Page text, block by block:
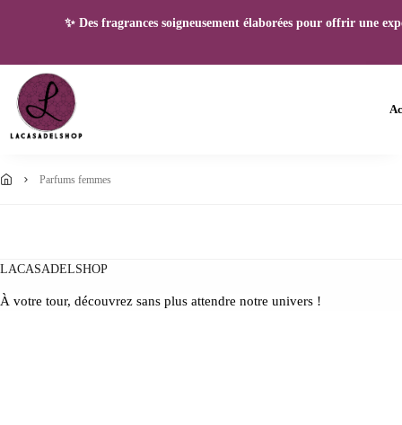
✨ Des fragrances soigneusement élaborées pour offrir une
parfums femmes
LACASADELSHOP
À votre tour, découvrez sans plus attendre notre univers !